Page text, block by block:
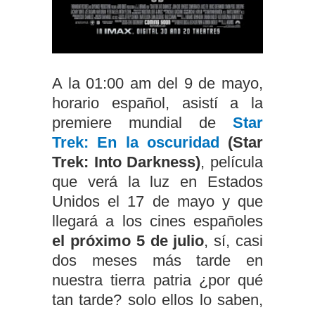
A la 01:00 am del 9 de mayo,
horario español, asistí a la
premiere mundial de Star
Trek: En la oscuridad
(Star
Trek: Into Darkness), película
que verá la luz en Estados
Unidos el 17 de mayo y que
llegará a los cines españoles
el próximo 5 de julio, sí, casi
dos meses más tarde en
nuestra tierra patria ¿por qué
tan tarde? solo ellos lo saben,